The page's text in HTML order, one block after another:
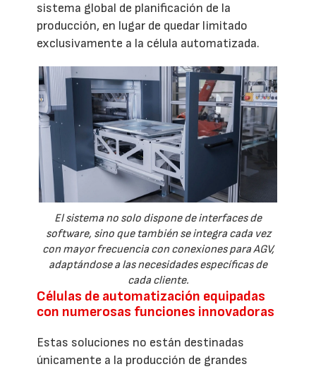
sistema global de planificación de la
producción, en lugar de quedar limitado
exclusivamente a la célula automatizada.
El sistema no solo dispone de interfaces de
software, sino que también se integra cada vez
con mayor frecuencia con conexiones para AGV,
adaptándose a las necesidades específicas de
cada cliente.
Células de automatización equipadas
con numerosas funciones innovadoras
Estas soluciones no están destinadas
únicamente a la producción de grandes